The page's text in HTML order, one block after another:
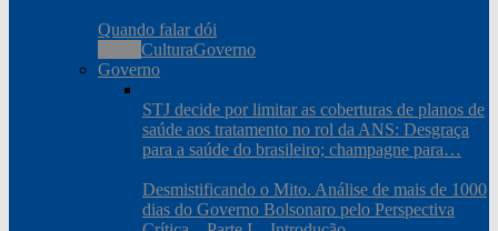
Quando falar dói
CulturaGoverno
Governo
STJ decide por limitar as coberturas de planos de
saúde aos tratamento no rol da ANS: Desgraça
para a saúde do brasileiro; champagne para…
Desmistificando o Mito. Análise de mais de 1000
dias do Governo Bolsonaro pelo Perspectiva